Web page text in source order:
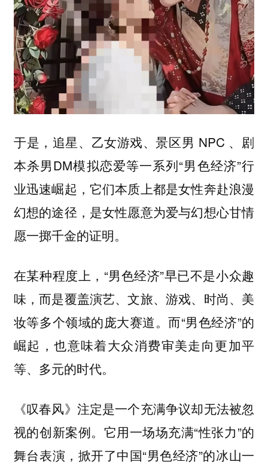
于是，追星、乙女游戏、景区男 NPC 、剧
本杀男DM模拟恋爱等一系列“男色经济”行
业迅速崛起，它们本质上都是女性奔赴浪漫
幻想的途径，是女性愿意为爱与幻想心甘情
愿一掷千金的证明。
在某种程度上，“男色经济”早已不是小众趣
味，而是覆盖演艺、文旅、游戏、时尚、美
妆等多个领域的庞大赛道。而“男色经济”的
崛起，也意味着大众消费审美走向更加平
等、多元的时代。
《叹春风》注定是一个充满争议却无法被忽
视的创新案例。它用一场场充满“性张力”的
舞台表演，掀开了中国“男色经济”的冰山一